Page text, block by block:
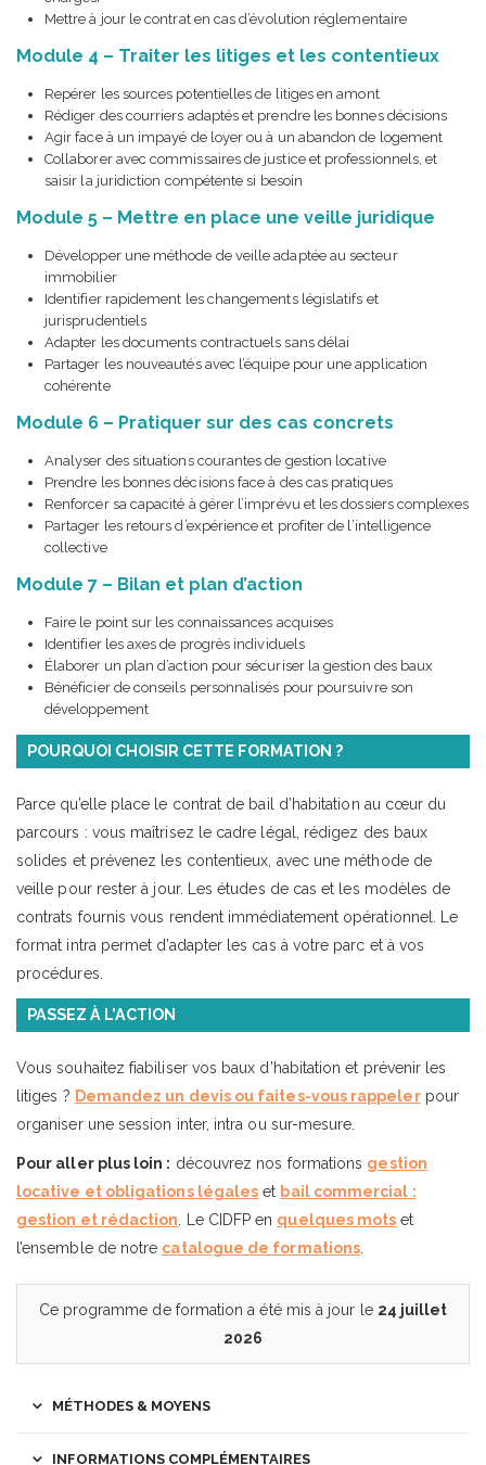
Mettre à jour le contrat en cas d’évolution réglementaire
Module 4 – Traiter les litiges et les contentieux
Repérer les sources potentielles de litiges en amont
Rédiger des courriers adaptés et prendre les bonnes décisions
Agir face à un impayé de loyer ou à un abandon de logement
Collaborer avec commissaires de justice et professionnels, et
saisir la juridiction compétente si besoin
Module 5 – Mettre en place une veille juridique
Développer une méthode de veille adaptée au secteur
immobilier
Identifier rapidement les changements législatifs et
jurisprudentiels
Adapter les documents contractuels sans délai
Partager les nouveautés avec l’équipe pour une application
cohérente
Module 6 – Pratiquer sur des cas concrets
Analyser des situations courantes de gestion locative
Prendre les bonnes décisions face à des cas pratiques
Renforcer sa capacité à gérer l’imprévu et les dossiers complexes
Partager les retours d’expérience et profiter de l’intelligence
collective
Module 7 – Bilan et plan d’action
Faire le point sur les connaissances acquises
Identifier les axes de progrès individuels
Élaborer un plan d’action pour sécuriser la gestion des baux
Bénéficier de conseils personnalisés pour poursuivre son
développement
POURQUOI CHOISIR CETTE FORMATION ?
Parce qu’elle place le contrat de bail d’habitation au cœur du
parcours : vous maîtrisez le cadre légal, rédigez des baux
solides et prévenez les contentieux, avec une méthode de
veille pour rester à jour. Les études de cas et les modèles de
contrats fournis vous rendent immédiatement opérationnel. Le
format intra permet d’adapter les cas à votre parc et à vos
procédures.
PASSEZ À L’ACTION
Vous souhaitez fiabiliser vos baux d’habitation et prévenir les
litiges ? Demandez un devis ou faites-vous rappelerpour
organiser une session inter, intra ou sur-mesure.
Pour aller plus loin : découvrez nos formations gestion
locative et obligations légales et bail commercial :
gestion et rédaction . Le CIDFP en quelques mots et
l’ensemble de notre catalogue de formations
Ce programme de formation a été mis à jour le 24 juillet
2026
MÉTHODES & MOYENS
INFORMATIONS COMPLÉMENTAIRES